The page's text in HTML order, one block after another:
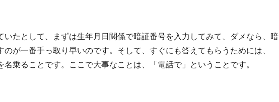
いたとして、まずは生年月日関係で暗証番号を入力してみて、ダメなら、暗
が一番手っ取り早いのです。そして、すぐにも答えてもらうためには、
名乗ることです。ここで大事なことは、「電話で」ということです。